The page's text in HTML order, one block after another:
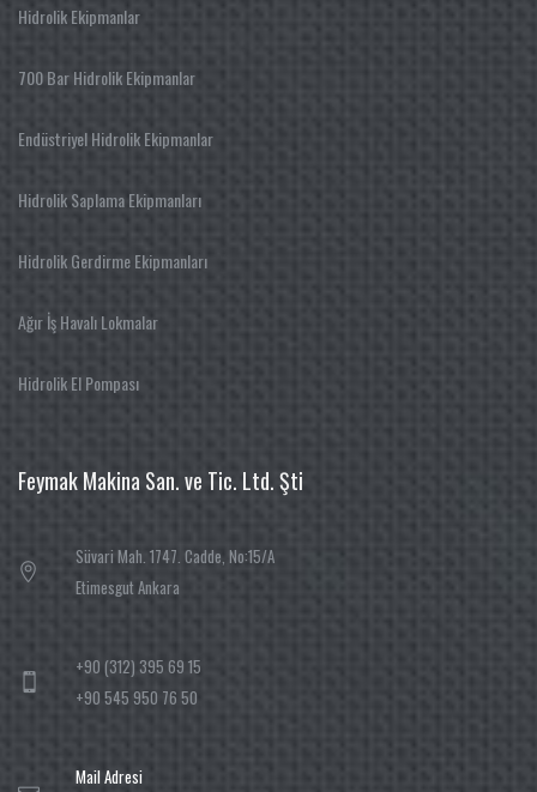
Hidrolik Ekipmanlar
700 Bar Hidrolik Ekipmanlar
Endüstriyel Hidrolik Ekipmanlar
Hidrolik Saplama Ekipmanları
Hidrolik Gerdirme Ekipmanları
Ağır İş Havalı Lokmalar
Hidrolik El Pompası
Feymak Makina San. ve Tic. Ltd. Şti
Süvari Mah. 1747. Cadde, No:15/A
Etimesgut Ankara
+90 (312) 395 69 15
+90 545 950 76 50
Mail Adresi